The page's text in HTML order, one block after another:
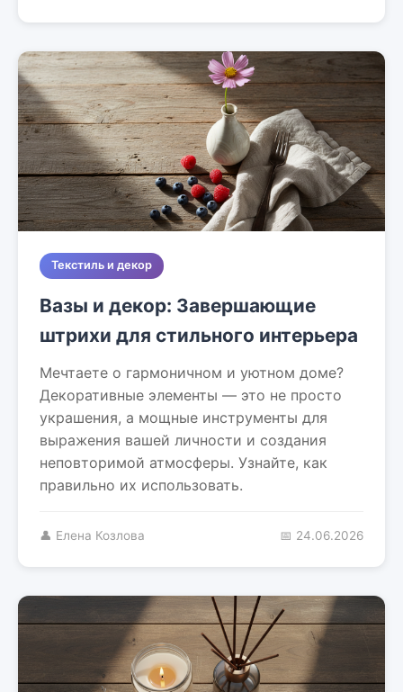
Текстиль и декор
Вазы и декор: Завершающие
штрихи для стильного интерьера
Мечтаете о гармоничном и уютном доме?
Декоративные элементы — это не просто
украшения, а мощные инструменты для
выражения вашей личности и создания
неповторимой атмосферы. Узнайте, как
правильно их использовать.
👤 Елена Козлова 📅 24.06.2026